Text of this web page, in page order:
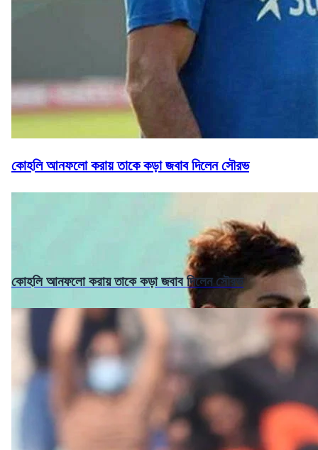
কোহলি আনফলো করায় তাকে কড়া জবাব দিলেন সৌরভ
কোহলি আনফলো করায় তাকে কড়া জবাব দিলেন সৌরভ